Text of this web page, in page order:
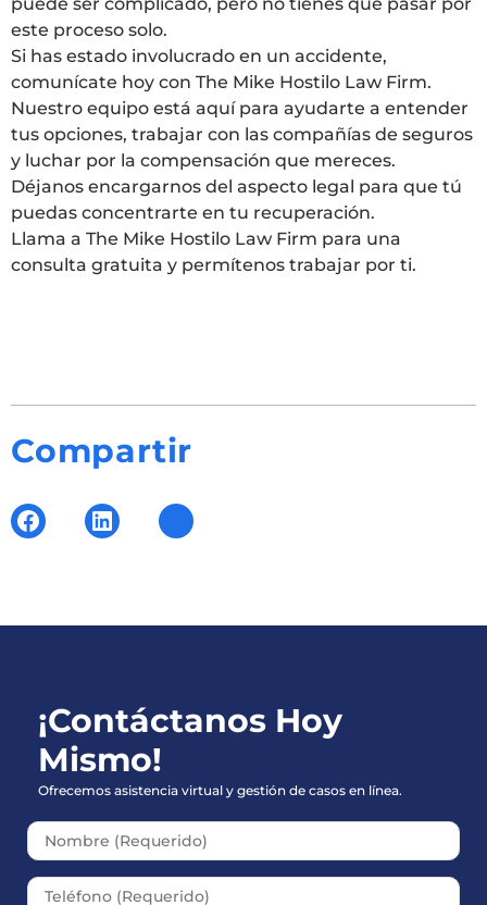
este proceso solo.
Si has estado involucrado en un accidente,
comunícate hoy con The Mike Hostilo Law Firm.
Nuestro equipo está aquí para ayudarte a entender
tus opciones, trabajar con las compañías de seguros
y luchar por la compensación que mereces.
Déjanos encargarnos del aspecto legal para que tú
puedas concentrarte en tu recuperación.
Llama a The Mike Hostilo Law Firm para una
consulta gratuita y permítenos trabajar por ti.
Compartir
¡Contáctanos Hoy
Mismo!
Ofrecemos asistencia virtual y gestión de casos en línea.
Please leave this field